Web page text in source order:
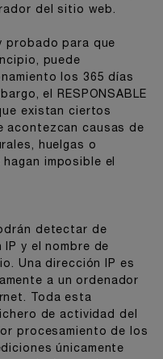
del sitio web.
probado para que
puede
los 365 días
el RESPONSABLE
existan ciertos
acontezcan causas de
huelgas o
imposible el
detectar de
y el nombre de
Una dirección IP es
a un ordenador
Toda esta
de actividad del
procesamiento de los
únicamente